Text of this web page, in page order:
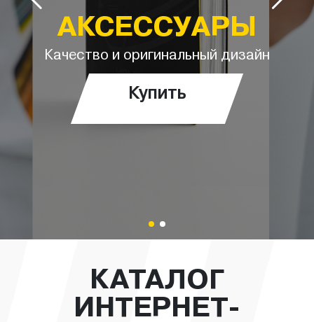
АКСЕССУАРЫ
Качество и оригинальный дизайн
Купить
КАТАЛОГ
ИНТЕРНЕТ-